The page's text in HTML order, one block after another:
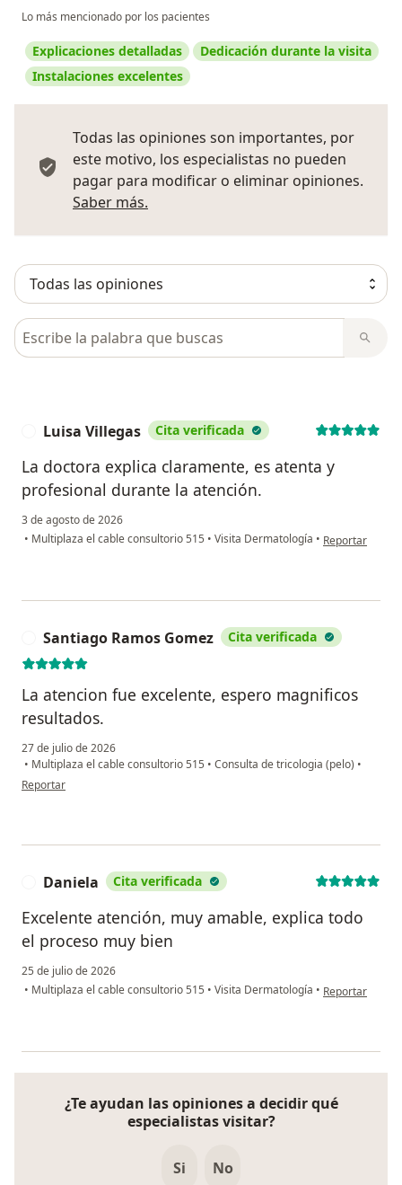
Lo más mencionado por los pacientes
Explicaciones detalladas
Dedicación durante la visita
Instalaciones excelentes
Todas las opiniones son importantes, por
este motivo, los especialistas no pueden
pagar para modificar o eliminar opiniones.
Saber más.
Busca en opiniones
Luisa Villegas Cita verificada
La doctora explica claramente, es atenta y
profesional durante la atención.
3 de agosto de 2026
• Multiplaza el cable consultorio 515 • Visita Dermatología • en opinión del
Reportar
Santiago Ramos Gomez Cita verificada
La atencion fue excelente, espero magnificos
resultados.
27 de julio de 2026
• Multiplaza el cable consultorio 515 • Consulta de tricologia (pelo) •
en opinión del usuario Santiago Ramos Gomez
Reportar
Daniela Cita verificada
Excelente atención, muy amable, explica todo
el proceso muy bien
25 de julio de 2026
• Multiplaza el cable consultorio 515 • Visita Dermatología • en opinión del
Reportar
¿Te ayudan las opiniones a decidir qué
especialistas visitar?
Si No